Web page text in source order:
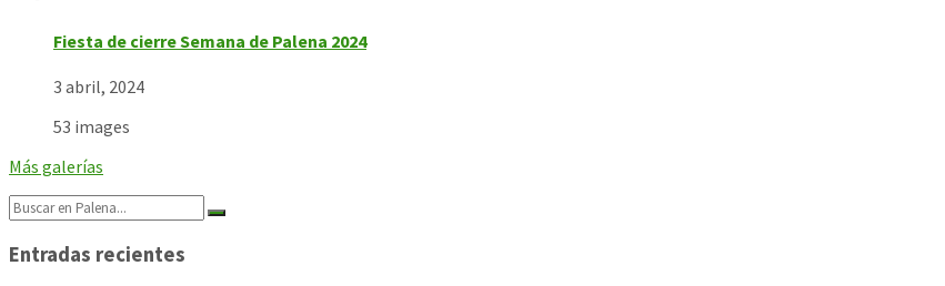
Fiesta de cierre Semana de Palena 2024
3 abril, 2024
53 images
Más galerías
Search:
Entradas recientes